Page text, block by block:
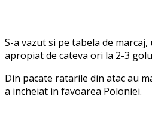
S-a vazut si pe tabela de marcaj,
apropiat de cateva ori la 2-3
Din pacate ratarile din atac au
a incheiat in favoarea Poloniei.